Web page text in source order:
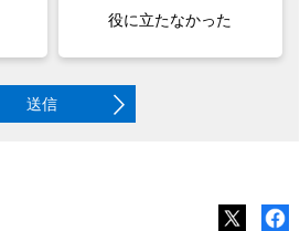
役に立たなかった
送信